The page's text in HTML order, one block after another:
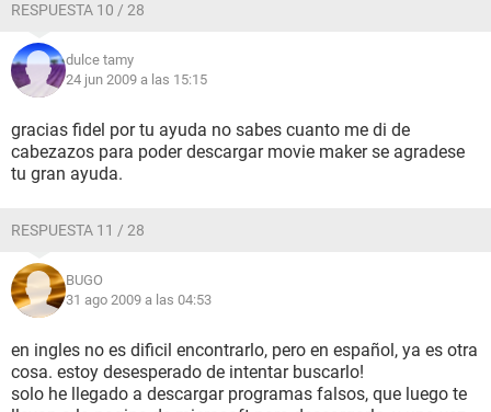
RESPUESTA 10 / 28
dulce tamy
24 jun 2009 a las 15:15
gracias fidel por tu ayuda no sabes cuanto me di de
cabezazos para poder descargar movie maker se agradese
tu gran ayuda.
RESPUESTA 11 / 28
BUGO
31 ago 2009 a las 04:53
en ingles no es dificil encontrarlo, pero en español, ya es otra
cosa. estoy desesperado de intentar buscarlo!
solo he llegado a descargar programas falsos, que luego te